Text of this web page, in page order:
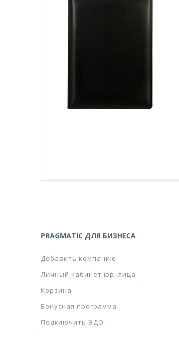
PRAGMATIC ДЛЯ БИЗНЕСА
Добавить компанию
Личный кабинет юр. лица
Корзина
Бонусная программа
Подключить ЭДО